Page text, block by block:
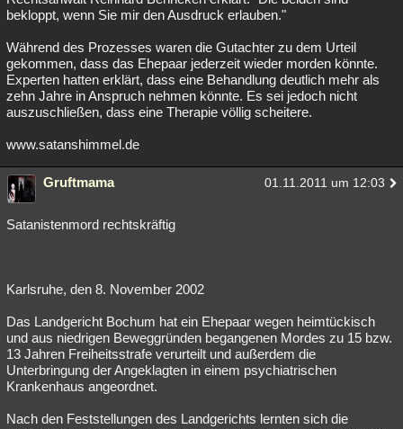
bekloppt, wenn Sie mir den Ausdruck erlauben."
Während des Prozesses waren die Gutachter zu dem Urteil
gekommen, dass das Ehepaar jederzeit wieder morden könnte.
Experten hatten erklärt, dass eine Behandlung deutlich mehr als
zehn Jahre in Anspruch nehmen könnte. Es sei jedoch nicht
auszuschließen, dass eine Therapie völlig scheitere.
www.satanshimmel.de
Gruftmama 01.11.2011 um 12:03
Satanistenmord rechtskräftig
Karlsruhe, den 8. November 2002
Das Landgericht Bochum hat ein Ehepaar wegen heimtückisch
und aus niedrigen Beweggründen begangenen Mordes zu 15 bzw.
13 Jahren Freiheitsstrafe verurteilt und außerdem die
Unterbringung der Angeklagten in einem psychiatrischen
Krankenhaus angeordnet.
Nach den Feststellungen des Landgerichts lernten sich die